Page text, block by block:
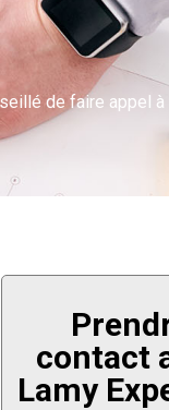
de faire appel à
contact
Lamy